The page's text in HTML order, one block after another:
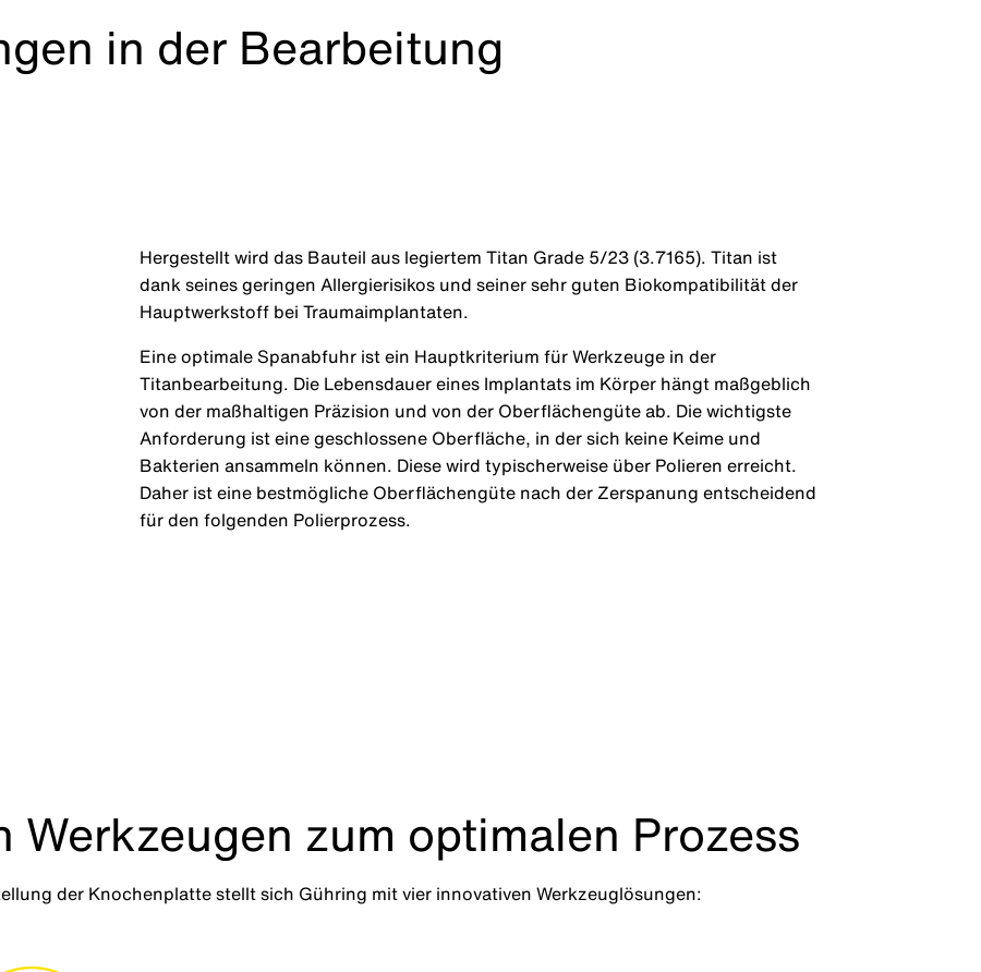
in der Bearbeitung
Hergestellt wird das Bauteil aus legiertem Titan Grade 5/23 (3.7165). Titan ist
dank seines geringen Allergierisikos und seiner sehr guten Biokompatibilität der
Hauptwerkstoff bei Traumaimplantaten.
Eine optimale Spanabfuhr ist ein Hauptkriterium für Werkzeuge in der
Titanbearbeitung. Die Lebensdauer eines Implantats im Körper hängt maßgeblich
von der maßhaltigen Präzision und von der Oberflächengüte ab. Die wichtigste
Anforderung ist eine geschlossene Oberfläche, in der sich keine Keime und
Bakterien ansammeln können. Diese wird typischerweise über Polieren erreicht.
Daher ist eine bestmögliche Oberflächengüte nach der Zerspanung entscheidend
für den folgenden Polierprozess.
Werkzeugen zum optimalen Prozess
der Knochenplatte stellt sich Gühring mit vier innovativen Werkzeuglösungen: